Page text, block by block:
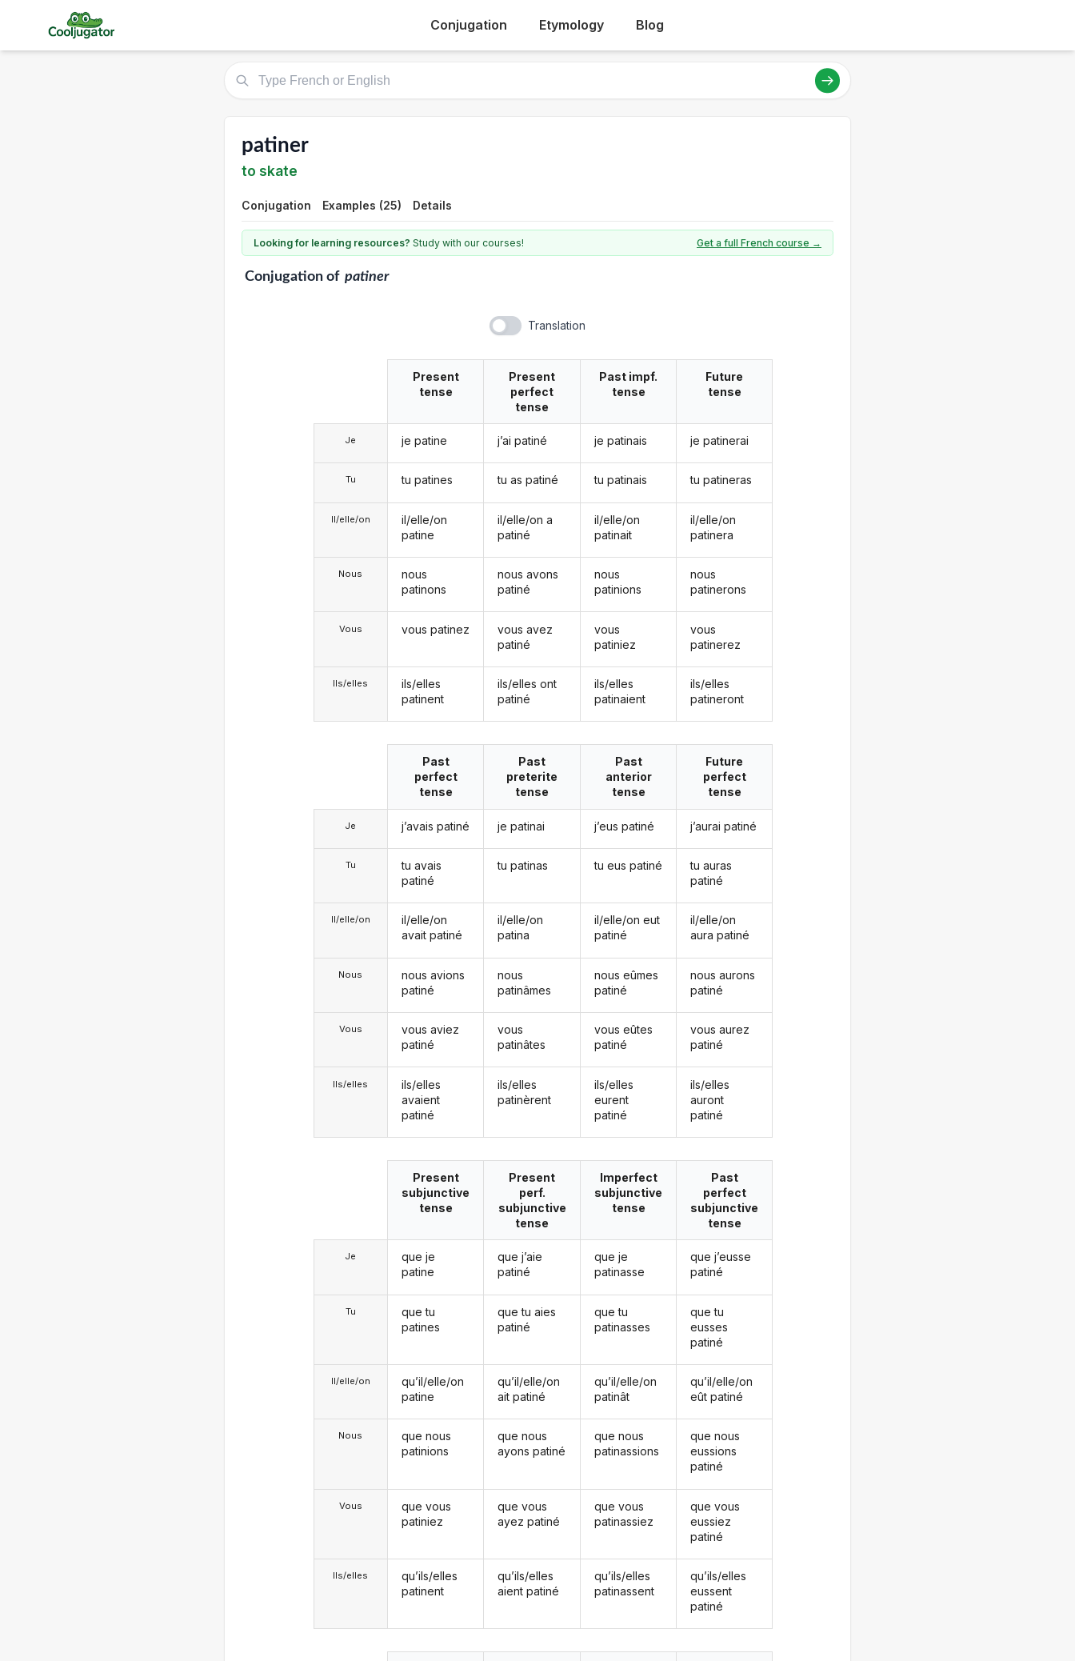
Conjugation Etymology Blog
patiner
to skate
Conjugation Examples (25) Details
Looking for learning resources? Study with our courses! Get a full French course →
Conjugationof patiner
Translation
Je
Tu
Il/elle/on
Nous
Vous
Ils/elles
Present
tense
je patine
tu patines
il/elle/on
patine
nous
patinons
vous patinez
ils/elles
patinent
Present
perfect
tense
j’ai patiné
tu as patiné
il/elle/on a
patiné
nous avons
patiné
vous avez
patiné
ils/elles ont
patiné
Past impf.
tense
je patinais
tu patinais
il/elle/on
patinait
nous
patinions
vous
patiniez
ils/elles
patinaient
Future
tense
je patinerai
tu patineras
il/elle/on
patinera
nous
patinerons
vous
patinerez
ils/elles
patineront
Je
Tu
Il/elle/on
Nous
Vous
Ils/elles
Past
perfect
tense
j’avais patiné
tu avais
patiné
il/elle/on
avait patiné
nous avions
patiné
vous aviez
patiné
ils/elles
avaient
patiné
Past
preterite
tense
je patinai
tu patinas
il/elle/on
patina
nous
patinâmes
vous
patinâtes
ils/elles
patinèrent
Past
anterior
tense
j’eus patiné
tu eus patiné
il/elle/on eut
patiné
nous eûmes
patiné
vous eûtes
patiné
ils/elles
eurent
patiné
Future
perfect
tense
j’aurai patiné
tu auras
patiné
il/elle/on
aura patiné
nous aurons
patiné
vous aurez
patiné
ils/elles
auront
patiné
Je
Tu
Il/elle/on
Nous
Vous
Ils/elles
Present
subjunctive
tense
que je
patine
que tu
patines
qu’il/elle/on
patine
que nous
patinions
que vous
patiniez
qu’ils/elles
patinent
Present
perf.
subjunctive
tense
que j’aie
patiné
que tu aies
patiné
qu’il/elle/on
ait patiné
que nous
ayons patiné
que vous
ayez patiné
qu’ils/elles
aient patiné
Imperfect
subjunctive
tense
que je
patinasse
que tu
patinasses
qu’il/elle/on
patinât
que nous
patinassions
que vous
patinassiez
qu’ils/elles
patinassent
Past
perfect
subjunctive
tense
que j’eusse
patiné
que tu
eusses
patiné
qu’il/elle/on
eût patiné
que nous
eussions
patiné
que vous
eussiez
patiné
qu’ils/elles
eussent
patiné